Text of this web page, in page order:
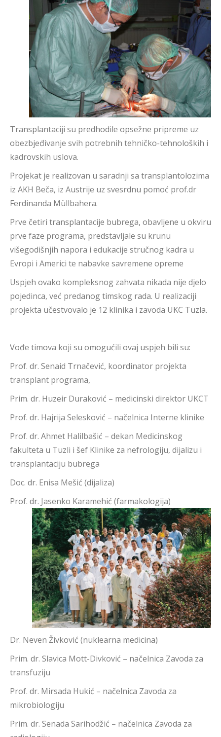
Transplantaciji su predhodile opsežne pripreme uz
obezbjeđivanje svih potrebnih tehničko-tehnoloških i
kadrovskih uslova.
Projekat je realizovan u saradnji sa transplantolozima
iz AKH Beča, iz Austrije uz svesrdnu pomoć prof.dr
Ferdinanda Müllbahera.
Prve četiri transplantacije bubrega, obavljene u okviru
prve faze programa, predstavljale su krunu
višegodišnjih napora i edukacije stručnog kadra u
Evropi i Americi te nabavke savremene opreme
Uspjeh ovako kompleksnog zahvata nikada nije djelo
pojedinca, već predanog timskog rada. U realizaciji
projekta učestvovalo je 12 klinika i zavoda UKC Tuzla.
Vođe timova koji su omogućili ovaj uspjeh bili su:
Prof. dr. Senaid Trnačević, koordinator projekta
transplant programa,
Prim. dr. Huzeir Duraković – medicinski direktor UKCT
Prof. dr. Hajrija Selesković – načelnica Interne klinike
Prof. dr. Ahmet Halilbašić – dekan Medicinskog
fakulteta u Tuzli i šef Klinike za nefrologiju, dijalizu i
transplantaciju bubrega
Doc. dr. Enisa Mešić (dijaliza)
Prof. dr. Jasenko Karamehić (farmakologija)
Dr. Neven Živković (nuklearna medicina)
Prim. dr. Slavica Mott-Divković – načelnica Zavoda za
transfuziju
Prof. dr. Mirsada Hukić – načelnica Zavoda za
mikrobiologiju
Prim. dr. Senada Sarihodžić – načelnica Zavoda za